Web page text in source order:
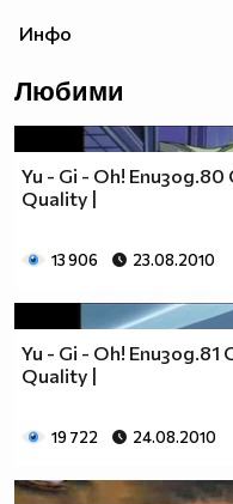
Инфо
Любими
Yu - Gi - Oh! Епизод.80
Quality |
13 906 23.08.2010
Yu - Gi - Oh! Епизод.81
Quality |
19 722 24.08.2010